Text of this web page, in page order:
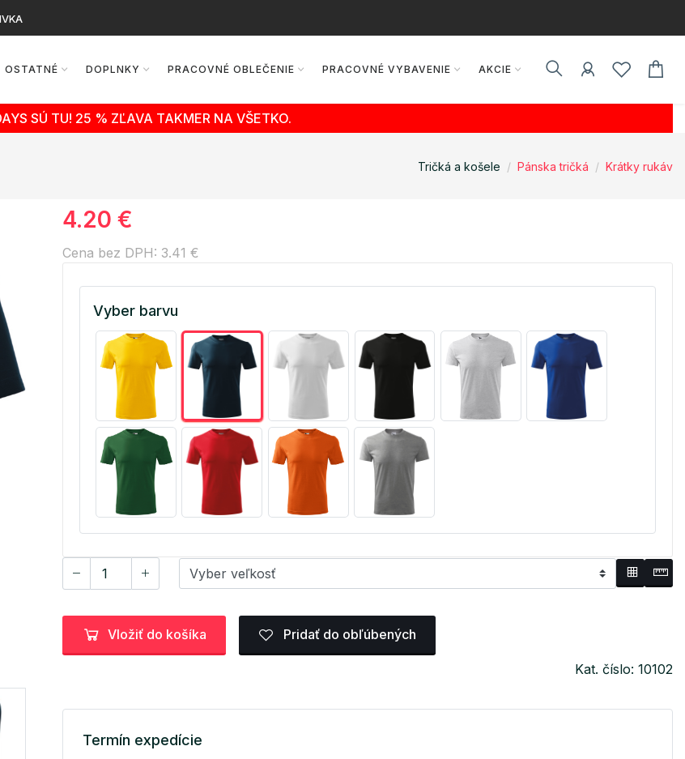
OSTATNÉ DOPLNKY PRACOVNÉ OBLEČENIE PRACOVNÉ VYBAVENIE AKCIE
SÚ TU! 25 % ZĽAVA TAKMER NA VŠETKO.
Tričká a košele Pánska tričká Krátky rukáv
4.20 €
Cena bez DPH: 3.41 €
Vyber barvu
Vložiť do košíka Pridať do obľúbených
Kat. číslo: 10102
Termín expedície